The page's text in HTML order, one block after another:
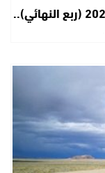
كأس أمم إفريقيا للسيدات – المغرب 2026 (ربع النهائي)..